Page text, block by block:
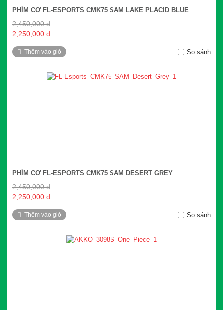
PHÍM CƠ FL-ESPORTS CMK75 SAM LAKE PLACID BLUE
2,450,000 đ
2,250,000 đ
Thêm vào giỏ So sánh
PHÍM CƠ FL-ESPORTS CMK75 SAM DESERT GREY
2,450,000 đ
2,250,000 đ
Thêm vào giỏ So sánh